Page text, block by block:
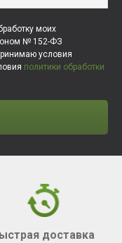
моих
№ 152-ФЗ
условия
политики обработки
доставка